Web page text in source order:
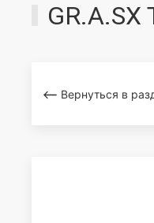
Вернуться в